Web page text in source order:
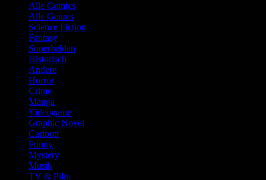
Alle Comics
Alle Genres
Science Fiction
Fantasy
Superhelden
Historisch
Andere
Horror
Crime
Manga
Videogame
Graphic Novel
Cartoon
Funny
Mystery
Musik
TV & Film